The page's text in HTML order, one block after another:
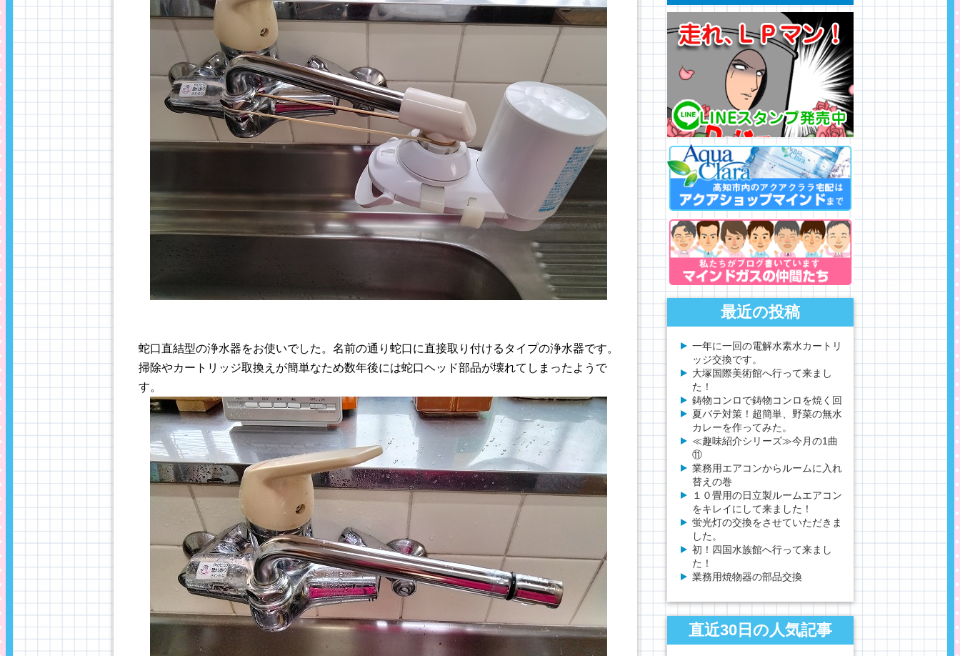
蛇口直結型の浄水器をお使いでした。名前の通り蛇口に直接取り付けるタイプの浄水器です。
掃除やカートリッジ取換えが簡単なため数年後には蛇口ヘッド部品が壊れてしまったようで
す。
最近の投稿
一年に一回の電解水素水カートリ
ッジ交換です。
大塚国際美術館へ行って来まし
た！
鋳物コンロで鋳物コンロを焼く回
夏バテ対策！超簡単、野菜の無水
カレーを作ってみた。
≪趣味紹介シリーズ≫今月の1曲
⑪
業務用エアコンからルームに入れ
替えの巻
１０畳用の日立製ルームエアコン
をキレイにして来ました！
蛍光灯の交換をさせていただきま
した。
初！四国水族館へ行って来まし
た！
業務用焼物器の部品交換
直近30日の人気記事